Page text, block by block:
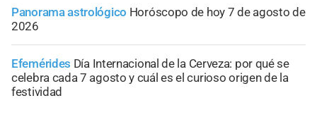
Panorama astrológico Horóscopo de hoy 7 de agosto de
2026
Efemérides Día Internacional de la Cerveza: por qué se
celebra cada 7 agosto y cuál es el curioso origen de la
festividad